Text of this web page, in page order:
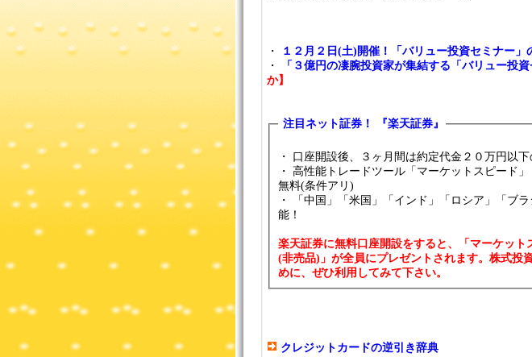
・
１２月２日(土)開催！「バリュー投資セミナー」
・
「３億円の凄腕投資家が集結する「バリュー投資
か】
注目ネット証券！ 『楽天証券』
・ 口座開設後、３ヶ月間は約定代金２０万円以下
・ 高性能トレードツール「マーケットスピード
無料(条件アリ)
・ 「中国」「米国」「インド」「ロシア」「ブ
能！
楽天証券に無料口座開設をすると、「マーケット
(非売品)」が全員にプレゼントされます。株式投
めに、ぜひ利用してみて下さい。
クレジットカードの逆引き辞典